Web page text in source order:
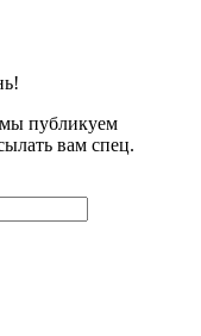
публикуем
вам спец.